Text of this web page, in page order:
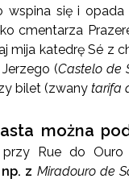
wspina się i
cmentarza
mija katedrę Sé z
(Castelo de
bilet (zwany tarifa
można
przy Rue do Ouro
z Miradouro de